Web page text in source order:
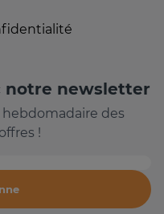
notre newsletter
des
!